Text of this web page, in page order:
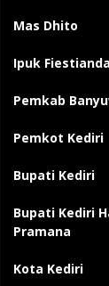
Mas Dhito
Ipuk
Pemkab
Pemkot Kediri
Bupati Kediri
Bupati Kediri
Pramana
Kota Kediri